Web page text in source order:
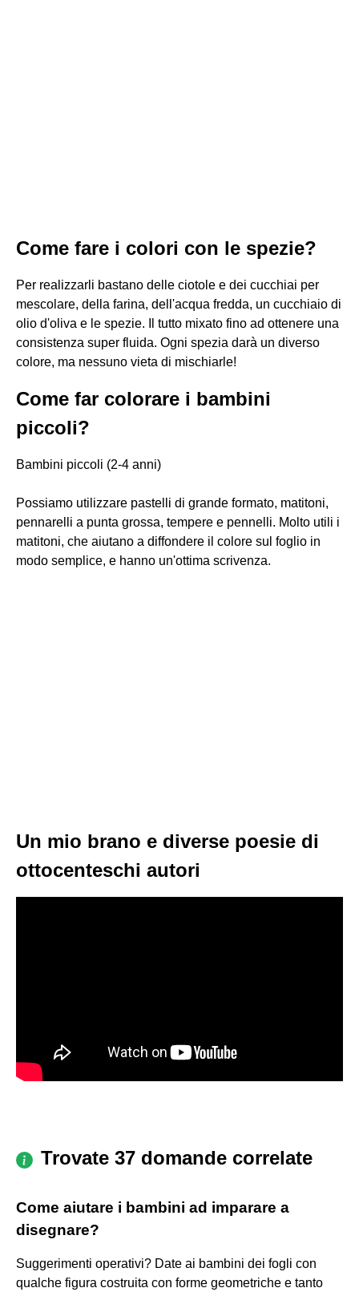
Come fare i colori con le spezie?
Per realizzarli bastano delle ciotole e dei cucchiai per
mescolare, della farina, dell'acqua fredda, un cucchiaio di
olio d'oliva e le spezie. Il tutto mixato fino ad ottenere una
consistenza super fluida. Ogni spezia darà un diverso
colore, ma nessuno vieta di mischiarle!
Come far colorare i bambini
piccoli?
Bambini piccoli (2-4 anni)
Possiamo utilizzare pastelli di grande formato, matitoni,
pennarelli a punta grossa, tempere e pennelli. Molto utili i
matitoni, che aiutano a diffondere il colore sul foglio in
modo semplice, e hanno un'ottima scrivenza.
Un mio brano e diverse poesie di
ottocenteschi autori
Trovate 37 domande correlate
Come aiutare i bambini ad imparare a
disegnare?
Suggerimenti operativi? Date ai bambini dei fogli con
qualche figura costruita con forme geometriche e tanto